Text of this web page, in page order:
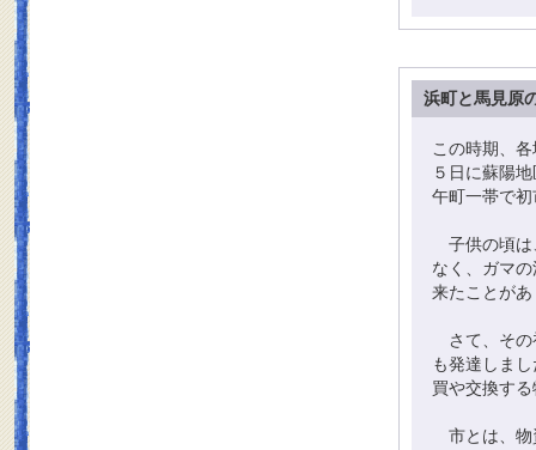
浜町と馬見原
この時期、
５日に蘇陽
午町一帯で
子供の頃は
なく、ガマ
来たことが
さて、その
も発達しま
買や交換す
市とは、物